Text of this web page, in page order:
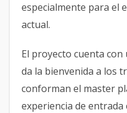
especialmente para el
actual.
El proyecto cuenta
da la bienvenida a los
conforman el master
experiencia de